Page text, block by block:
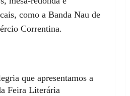
como a Banda Nau de
Correntina.
que apresentamos a
Feira Literária